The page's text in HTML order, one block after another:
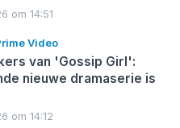
om 14:51
Video
van 'Gossip Girl':
nieuwe dramaserie is
om 14:12